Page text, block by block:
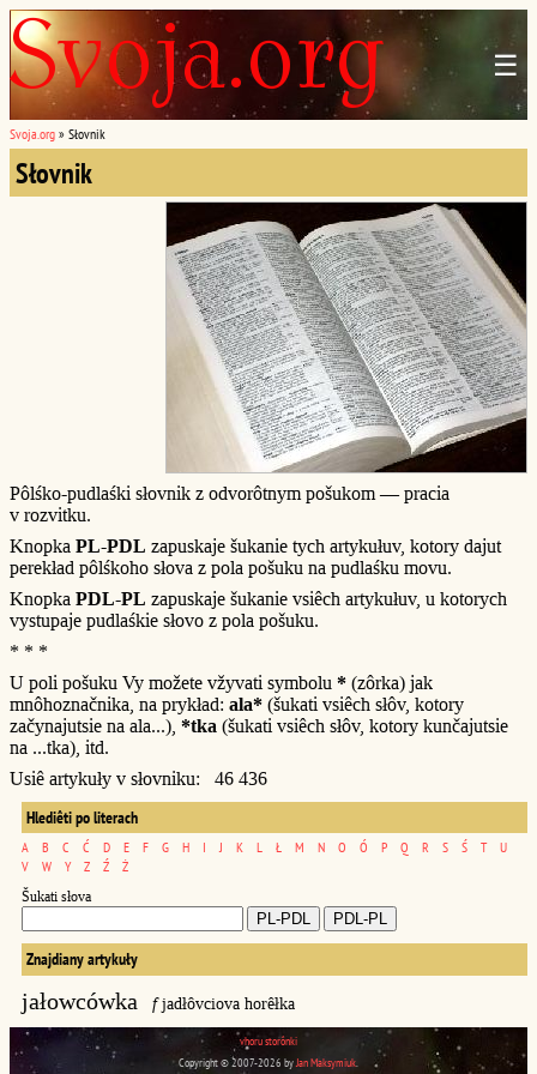
☰
Svoja.org » Słovnik
Słovnik
Pôlśko-pudlaśki słovnik z odvorôtnym pošukom — pracia
v rozvitku.
Knopka PL-PDL zapuskaje šukanie tych artykułuv, kotory dajut
perekład pôlśkoho słova z pola pošuku na pudlaśku movu.
Knopka PDL-PL zapuskaje šukanie vsiêch artykułuv, u kotorych
vystupaje pudlaśkie słovo z pola pošuku.
* * *
U poli pošuku Vy možete vžyvati symbolu * (zôrka) jak
mnôhoznačnika, na prykład: ala* (šukati vsiêch słôv, kotory
začynajutsie na ala...), *tka (šukati vsiêch słôv, kotory kunčajutsie
na ...tka), itd.
Usiê artykuły v słovniku: 46 436
Hlediêti po literach
A B C Ć D E F G H I J K L Ł M N O Ó P Q R S Ś T
U
V
W Y Z Ź Ż
Šukati słova
Znajdiany artykuły
jałowcówka fjadłôvciova horêłka
vhoru storônki
Copyright © 2007-2026 byJan Maksymiuk